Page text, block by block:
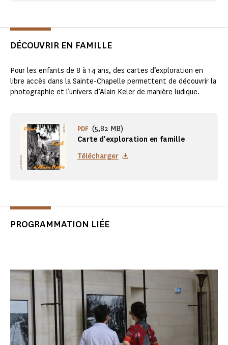
DÉCOUVRIR EN FAMILLE
Pour les enfants de 8 à 14 ans, des cartes d’exploration en
libre accès dans la Sainte-Chapelle permettent de découvrir la
photographie et l’univers d’Alain Keler de manière ludique.
Carte d'exploration en famille
PDF (5,82 MB)
Télécharger
PROGRAMMATION LIÉE